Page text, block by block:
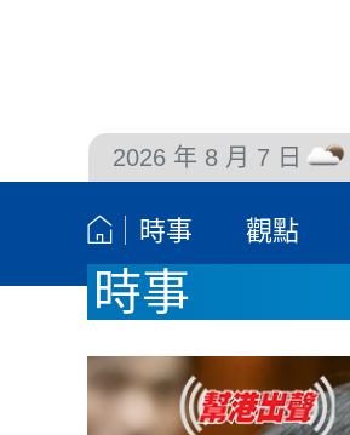
2026 年 8 月 7 日
時事 觀點
時事